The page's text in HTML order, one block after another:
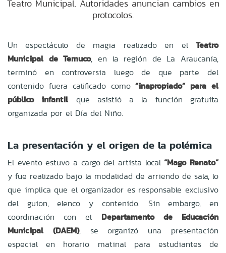
Teatro Municipal. Autoridades anuncian cambios en
protocolos.
Un espectáculo de magia realizado en el Teatro
Municipal de Temuco, en la región de La Araucanía,
terminó en controversia luego de que parte del
contenido fuera calificado como“inapropiado” para el
público infantil que asistió a la función gratuita
organizada por el Día del Niño.
La presentación y el origen de la polémica
El evento estuvo a cargo del artista local“Mago Renato”
y fue realizado bajo la modalidad de arriendo de sala, lo
que implica que el organizador es responsable exclusivo
del guion, elenco y contenido. Sin embargo, en
coordinación con el Departamento de Educación
Municipal (DAEM), se organizó una presentación
especial en horario matinal para estudiantes de